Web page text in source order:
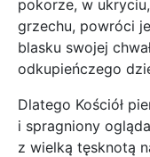
pokorze, w
grzechu, powróci
blasku swojej
odkupieńczego
Dlatego Kościół
i spragniony
z wielką tęsknotą